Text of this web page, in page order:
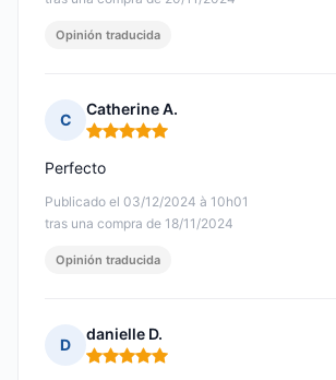
Opinión traducida
C
Catherine A.
Nota: 5 de 5
Publicado el 03/12/2024 à 10h01
tras una compra de 18/11/2024
Perfecto
Opinión traducida
D
danielle D.
Nota: 5 de 5